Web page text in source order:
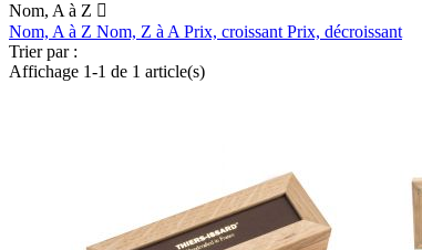
Nom, A à Z 
Nom, A à Z Nom, Z à APrix, croissantPrix, décroissant
Trier par :
Affichage 1-1 de 1 article(s)